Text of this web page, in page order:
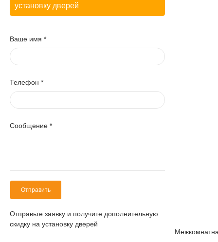
установку дверей
Ваше имя *
Телефон *
Сообщение *
Отправить
Отправьте заявку и получите дополнительную
скидку на установку дверей